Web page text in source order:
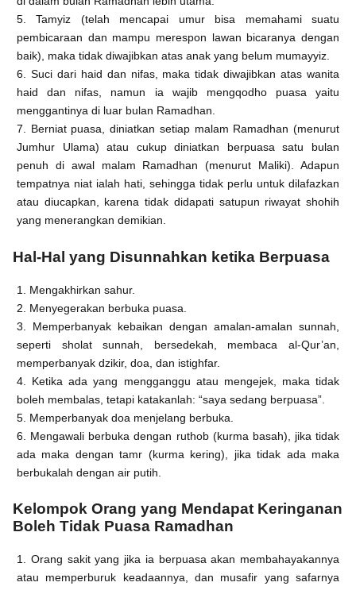
5. Tamyiz (telah mencapai umur bisa memahami suatu
pembicaraan dan mampu merespon lawan bicaranya dengan
baik), maka tidak diwajibkan atas anak yang belum mumayyiz.
6. Suci dari haid dan nifas, maka tidak diwajibkan atas wanita
haid dan nifas, namun ia wajib mengqodho puasa yaitu
menggantinya di luar bulan Ramadhan.
7. Berniat puasa, diniatkan setiap malam Ramadhan (menurut
Jumhur Ulama) atau cukup diniatkan berpuasa satu bulan
penuh di awal malam Ramadhan (menurut Maliki). Adapun
tempatnya niat ialah hati, sehingga tidak perlu untuk dilafazkan
atau diucapkan, karena tidak didapati satupun riwayat shohih
yang menerangkan demikian.
Hal-Hal yang Disunnahkan ketika Berpuasa
1. Mengakhirkan sahur.
2. Menyegerakan berbuka puasa.
3. Memperbanyak kebaikan dengan amalan-amalan sunnah,
seperti sholat sunnah, bersedekah, membaca al-Qur’an,
memperbanyak dzikir, doa, dan istighfar.
4. Ketika ada yang mengganggu atau mengejek, maka tidak
boleh membalas, tetapi katakanlah: “saya sedang berpuasa”.
5. Memperbanyak doa menjelang berbuka.
6. Mengawali berbuka dengan ruthob (kurma basah), jika tidak
ada maka dengan tamr (kurma kering), jika tidak ada maka
berbukalah dengan air putih.
Kelompok Orang yang Mendapat Keringanan
Boleh Tidak Puasa Ramadhan
1. Orang sakit yang jika ia berpuasa akan membahayakannya
atau memperburuk keadaannya, dan musafir yang safarnya